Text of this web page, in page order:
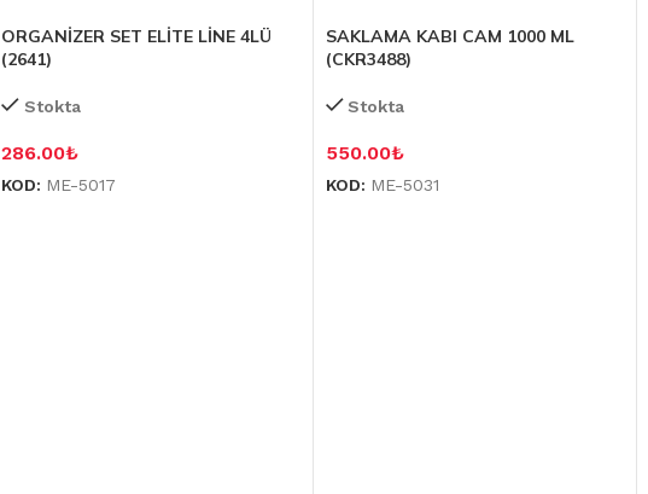
ORGANİZER SET ELİTE LİNE 4LÜ
(2641)
Stokta
286.00₺
KOD: ME-5017
SAKLAMA KABI CAM 1000 ML
(CKR3488)
Stokta
550.00₺
KOD: ME-5031